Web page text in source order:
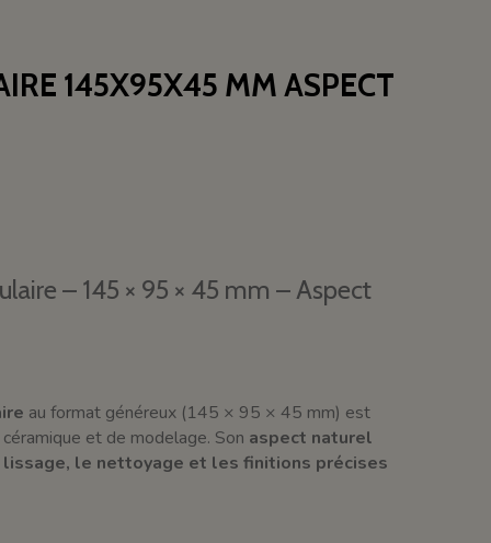
145X95X45 MM ASPECT
– 145 × 95 × 45 mm – Aspect
au format généreux (145 × 95 × 45 mm) est
et de modelage. Son aspect naturel
lissage, le nettoyage et les finitions précises